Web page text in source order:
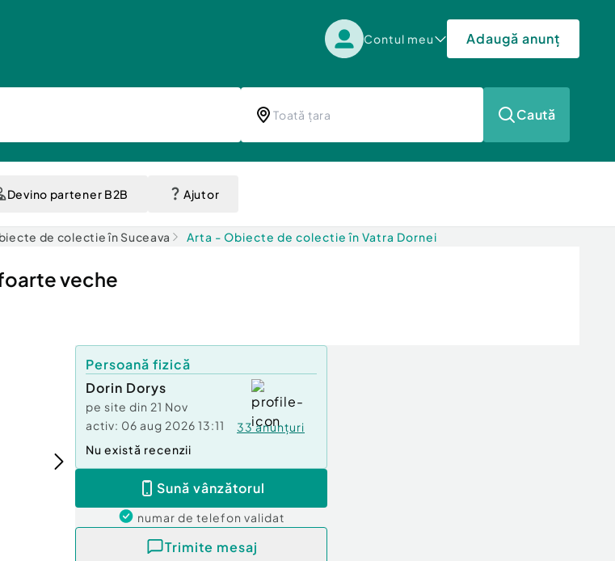
Contul meu Adaugă anunț
Caută
Devino partener B2B Ajutor
de colectie în Suceava Arta - Obiecte de colectie în Vatra Dornei
veche
Persoană fizică
Dorin Dorys
pe site din 21 Nov
activ: 06 aug 2026 13:11 33anunțuri
Nu există recenzii
Sună vânzătorul
numar de telefon validat
Trimite mesaj